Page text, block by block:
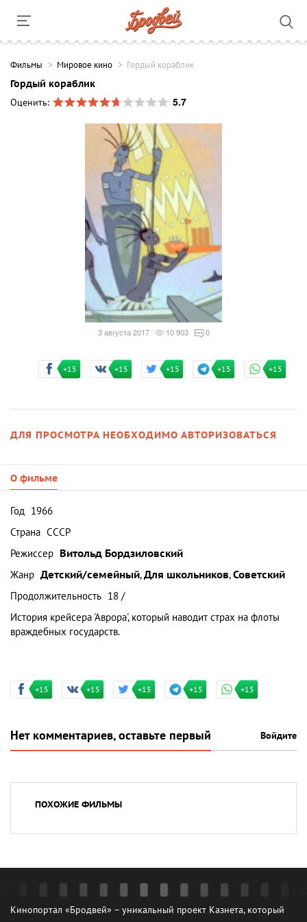
Фильмы Мировое кино Гордый кораблик
Гордый кораблик
Оценить:
5.7
3 августа 2017 10 903 0
+15 +15 +15 +15 +15
ДЛЯ ПРОСМОТРА НЕОБХОДИМО АВТОРИЗОВАТЬСЯ
О фильме
Год 1966
Страна СССР
Режиссер Витольд Бордзиловский
Жанр Детский/семейный,Для школьников,Советский
Продолжительность 18 /
История крейсера 'Аврора', который наводит страх на флоты
враждебных государств.
+15 +15 +15 +15 +15
Нет комментариев, оставьте первый Войдите
ПОХОЖИЕ ФИЛЬМЫ
Кинопортал «Бродвей» – уникальный проект Казнета, который